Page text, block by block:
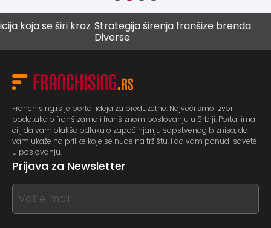
se širi kroz Strategija širenja franšize brenda
Diverse
Franchising.rs je portal ideja za preduzetne. Najveći smo izvor
podataka o franšizama i franšiznom poslovanju u Srbiji. Portal ima
cilj da vam olakša odluku o započinjanju sopstvenog biznisa, da
vam ukaže na prilike koje se nude na tržištu, i da vam ponudi savete
u poslovanju.
Prijava za Newsletter
If
you